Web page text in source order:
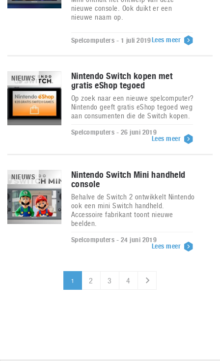
nieuwe console. Ook duikt er een
nieuwe naam op.
Spelcomputers - 1 juli 2019Lees meer
NIEUWS
Nintendo Switch kopen met
gratis eShop tegoed
Op zoek naar een nieuwe spelcomputer?
Nintendo geeft gratis eShop tegoed weg
aan consumenten die de Switch kopen.
Spelcomputers - 26 juni 2019
Lees meer
NIEUWS
Nintendo Switch Mini handheld
console
Behalve de Switch 2 ontwikkelt Nintendo
ook een mini Switch handheld.
Accessoire fabrikant toont nieuwe
beelden.
Spelcomputers - 24 juni 2019
Lees meer
1 2 3 4